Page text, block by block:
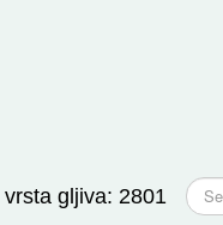
gljiva: 2801
T
r